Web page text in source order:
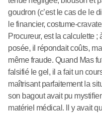
goudron (c’est le cas de le
le financier, costume-
Procureur, est la calculette
posée, il répondait coûts,
même fraude. Quand Mas
falsifié le gel, il a fait un
maîtrisant parfaitement la
son bagout avait pu
matériel médical. Il y avait